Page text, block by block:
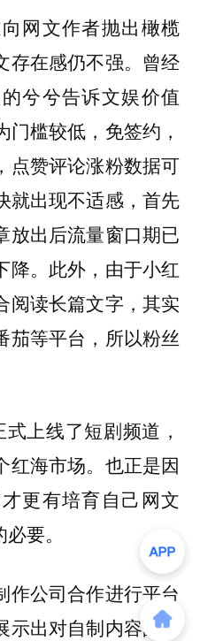
网文作者抛出橄榄
存在感仍不强。曾经
兮兮告诉文娱价值
槛较低，免签约，
点赞评论涨粉数据可
就出现不适感，首先
放出后流量窗口期已
降。此外，由于小红
阅读长篇文字，其实
茄等平台，所以粉丝
上线了短剧频道，
海市场。 也正是因
更有培育自己网文
要。
作公司合作进行平台
出对自制内容的野